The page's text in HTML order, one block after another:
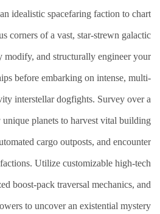
الطبيعي
الجسماني
باليد
الحاج
سالم
idealistic spacefaring faction to chart
corners of a vast, star-strewn galactic
modify, and structurally engineer your
before embarking on intense, multi-
interstellar dogfights. Survey over a
unique planets to harvest vital building
cargo outposts, and encounter
Utilize customizable high-tech
boost-pack traversal mechanics, and
to uncover an existential mystery